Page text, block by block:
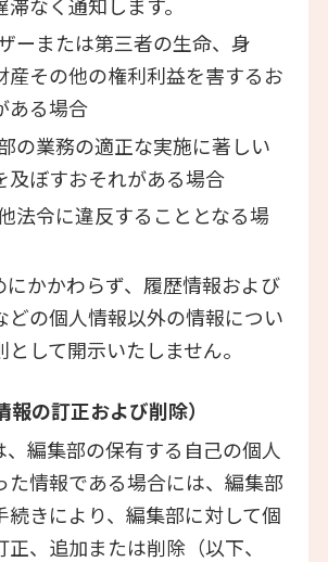
ーまたは第三者の生命、身
産その他の権利利益を害するお
ある場合
の業務の適正な実施に著しい
及ぼすおそれがある場合
法令に違反することとなる場
にかかわらず、履歴情報および
どの個人情報以外の情報につい
して開示いたしません。
の訂正および削除）
、編集部の保有する自己の個人
た情報である場合には、編集部
続きにより、編集部に対して個
正、追加または削除（以下、